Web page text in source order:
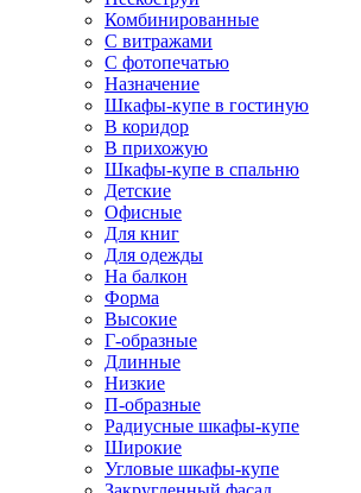
Комбинированные
С витражами
С фотопечатью
Назначение
Шкафы-купе в гостиную
В коридор
В прихожую
Шкафы-купе в спальню
Детские
Офисные
Для книг
Для одежды
На балкон
Форма
Высокие
Г-образные
Длинные
Низкие
П-образные
Радиусные шкафы-купе
Широкие
Угловые шкафы-купе